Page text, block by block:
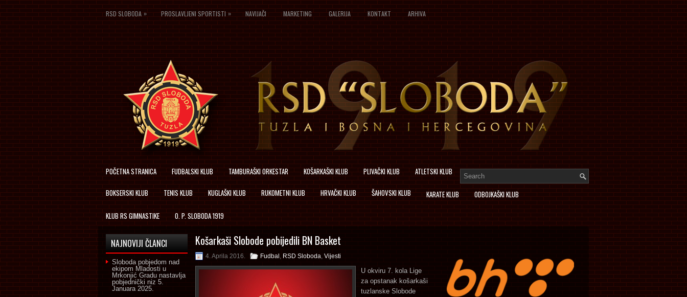
RSD SLOBODA » PROSLAVLJENI SPORTISTI » NAVIJAČI MARKETING GALERIJA KONTAKT ARHIVA
POČETNA STRANICA FUDBALSKI KLUB TAMBURAŠKI ORKESTAR KOŠARKAŠKI KLUB PLIVAČKI KLUB ATLETSKI KLUB
BOKSERSKI KLUB TENIS KLUB KUGLAŠKI KLUB RUKOMETNI KLUB HRVAČKI KLUB ŠAHOVSKI KLUB KARATE KLUB ODBOJKAŠKI KLUB
KLUB RS GIMNASTIKE O. P. SLOBODA 1919
Košarkaši Slobode pobijedili BN Basket
4. Aprila 2016. Fudbal , RSD Sloboda, Vijesti
U okviru 7. kola Lige
za opstanak košarkaši
tuzlanske Slobode
NAJNOVIJI ČLANCI
Sloboda pobjedom nad
ekipom Mladosti u
Mrkonjić Gradu nastavlja
pobjednički niz 5.
Januara 2025.